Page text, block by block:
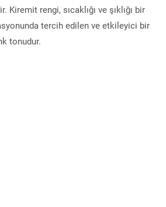
rengi, sıcaklığı ve şıklığı bir
tercih edilen ve etkileyici bir
tonudur.